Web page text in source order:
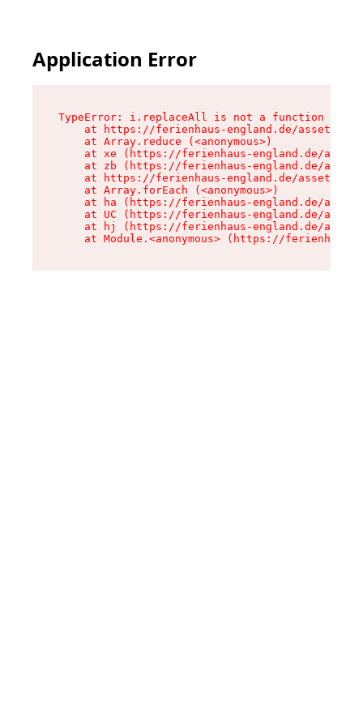
Application Error
TypeError: i.replaceAll is not a function
at https://ferienhaus-england.de/assets/
    at Array.reduce (<anonymous>)
at xe (https://ferienhaus-england.de/
at zb (https://ferienhaus-england.de/
at https://ferienhaus-england.de/assets/
    at Array.forEach (<anonymous>)
at ha (https://ferienhaus-england.de/
at UC (https://ferienhaus-england.de/
at hj (https://ferienhaus-england.de/
at Module.<anonymous> (https://